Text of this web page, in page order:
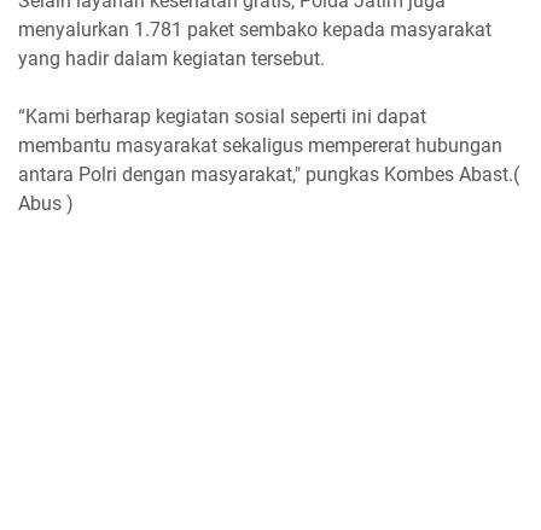
menyalurkan 1.781 paket sembako kepada masyarakat
yang hadir dalam kegiatan tersebut.
“Kami berharap kegiatan sosial seperti ini dapat
membantu masyarakat sekaligus mempererat hubungan
antara Polri dengan masyarakat," pungkas Kombes Abast.(
Abus )